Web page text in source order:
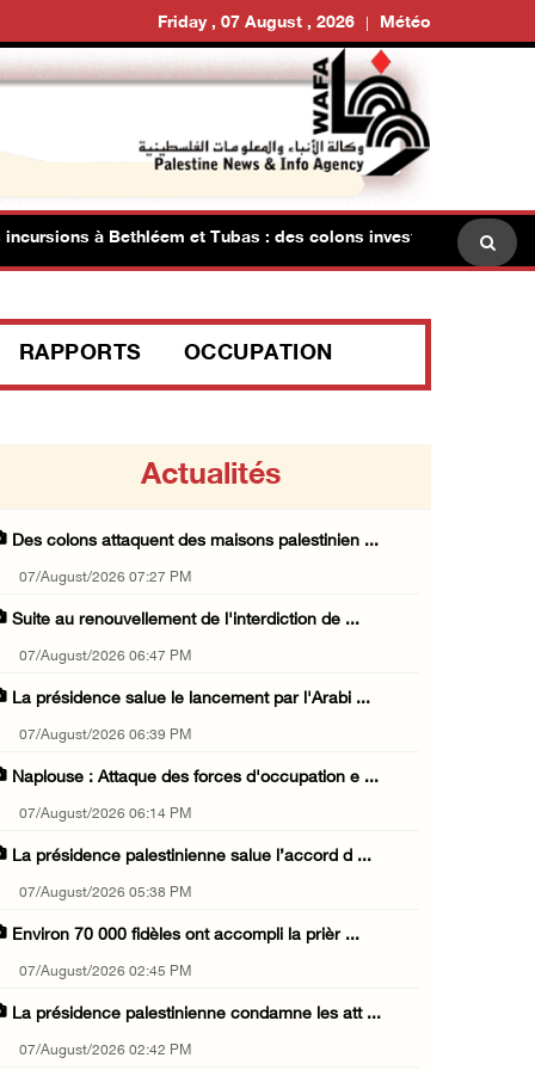
Friday , 07 August , 2026 Météo
à Bethléem et Tubas : des colons investissent les
RAPPORTS OCCUPATION
Actualités
Des colons attaquent des maisons palestinien ...
07/August/2026 07:27 PM
Suite au renouvellement de l'interdiction de ...
07/August/2026 06:47 PM
La présidence salue le lancement par l'Arabi ...
07/August/2026 06:39 PM
Naplouse : Attaque des forces d'occupation e ...
07/August/2026 06:14 PM
La présidence palestinienne salue l’accord d ...
07/August/2026 05:38 PM
Environ 70 000 fidèles ont accompli la prièr ...
07/August/2026 02:45 PM
La présidence palestinienne condamne les att ...
07/August/2026 02:42 PM